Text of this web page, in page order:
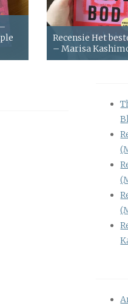
Recensie Het
– Marisa